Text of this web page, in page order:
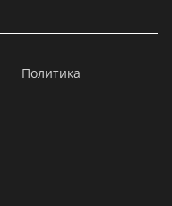
Политика